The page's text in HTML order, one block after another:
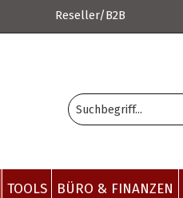
Reseller/B2B
TOOLS BÜRO & FINANZEN